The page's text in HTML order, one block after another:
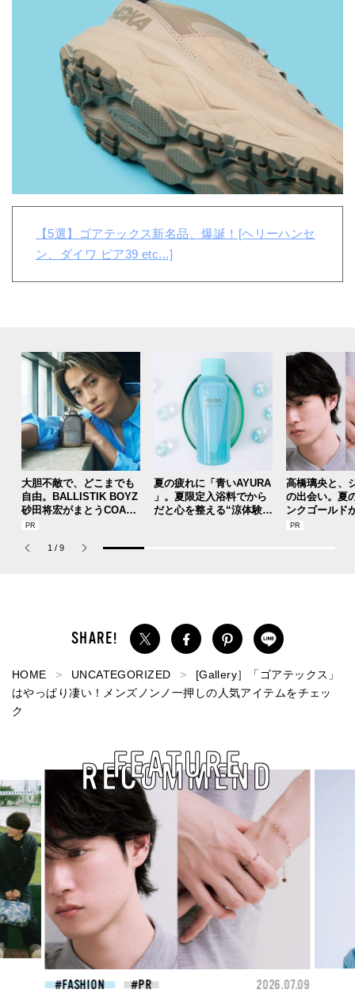
【5選】ゴアテックス新名品、爆誕！[ヘリーハンセ
ン、ダイワ ピア39 etc...]
大胆不敵で、どこまでも
自由。BALLISTIK BOYZ
砂田将宏がまとうCOACH
の新作フレグランス「コ
パルファム」
夏の疲れに「青いAYURA
」。夏限定入浴料でから
だと心を整える“涼体験”
高橋璃央と、
の出会い。夏
ンクゴールド
SUMMER
1 / 9
HOME UNCATEGORIZED
[Gallery］「ゴアテックス」
はやっぱり凄い！メンズノンノ一押しの人気アイテムをチェッ
ク
RECOMMEND
FEATURE
BEAUTY 2026.07.09